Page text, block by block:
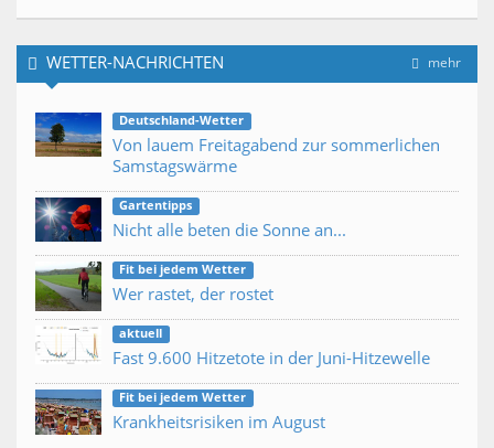
mehr
WETTER-NACHRICHTEN
Deutschland-Wetter
Von lauem Freitagabend zur sommerlichen
Samstagswärme
Gartentipps
Nicht alle beten die Sonne an...
Fit bei jedem Wetter
Wer rastet, der rostet
aktuell
Fast 9.600 Hitzetote in der Juni-Hitzewelle
Fit bei jedem Wetter
Krankheitsrisiken im August